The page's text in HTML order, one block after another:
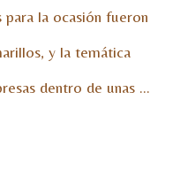
la ocasión fueron
y la temática
dentro de unas …